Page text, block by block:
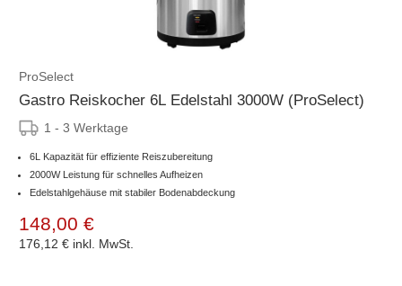
ProSelect
Gastro Reiskocher 6L Edelstahl 3000W (ProSelect)
1 - 3 Werktage
6L Kapazität für effiziente Reiszubereitung
2000W Leistung für schnelles Aufheizen
Edelstahlgehäuse mit stabiler Bodenabdeckung
148,00 €
176,12 € inkl. MwSt.